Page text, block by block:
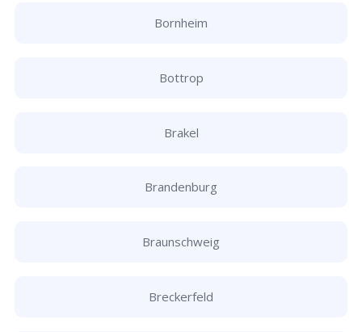
Bornheim
Bottrop
Brakel
Brandenburg
Braunschweig
Breckerfeld